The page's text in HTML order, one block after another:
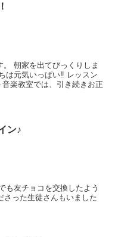
朝家を出てびっくりしま
は元気いっぱい‼ レッスン
楽教室では、引き続きお正
ン♪
も友チョコを交換したよう
った生徒さんもいました